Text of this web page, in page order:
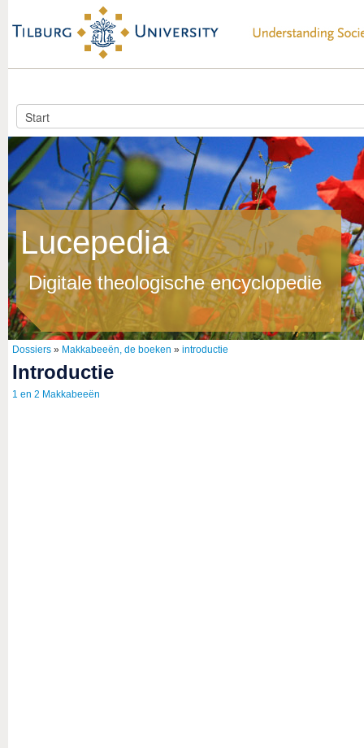
Lucepedia
Digitale theologische encyclopedie
Dossiers » Makkabeeën, de boeken » introductie
introductie
1 en 2 Makkabeeën